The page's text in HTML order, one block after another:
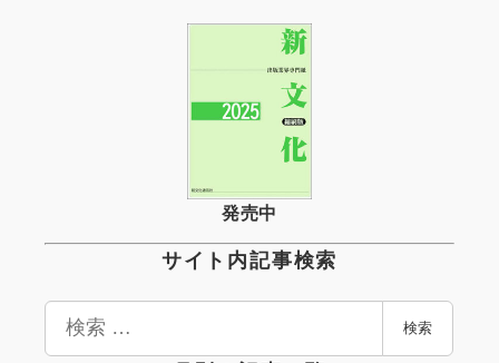
発売中
サイト内記事検索
検
検索